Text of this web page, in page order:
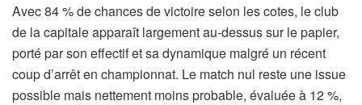
Avec 84 % de chances de victoire selon les cotes, le club
de la capitale apparaît largement au-dessus sur le papier,
porté par son effectif et sa dynamique malgré un récent
coup d’arrêt en championnat. Le match nul reste une issue
possible mais nettement moins probable, évaluée à 12 %,